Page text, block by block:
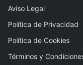
Aviso Legal
Política de Privacidad
Política de Cookies
Términos y